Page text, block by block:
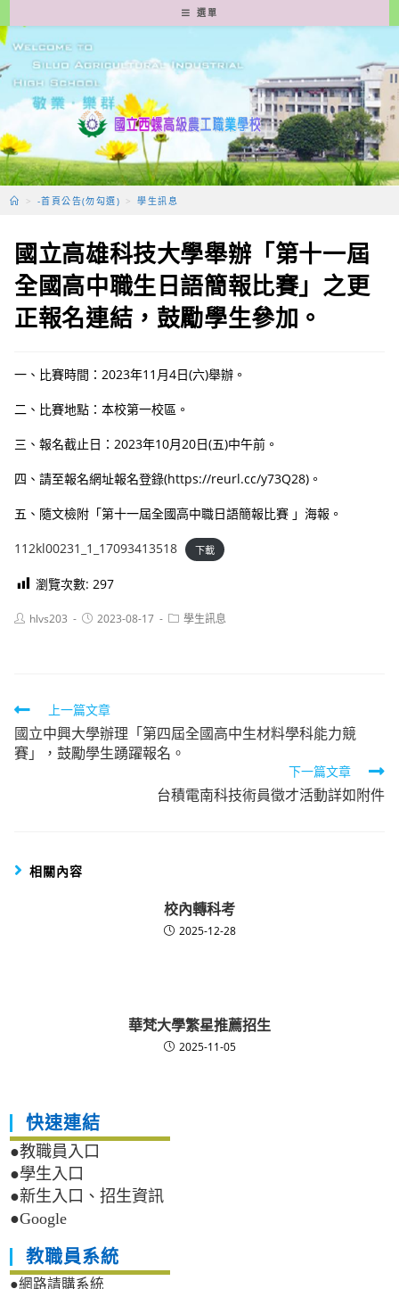
轉
至
要
容
選單
> -首頁公告(勿勾選) > 學生訊息
國立高雄科技大學舉辦「第十一屆
全國高中職生日語簡報比賽」之更
正報名連結，鼓勵學生參加。
一、比賽時間：2023年11月4日(六)舉辦。
二、比賽地點：本校第一校區。
三、報名截止日：2023年10月20日(五)中午前。
四、請至報名網址報名登錄(https://reurl.cc/y73Q28)。
五、隨文檢附「第十一屆全國高中職日語簡報比賽 」海報。
112kl00231_1_17093413518 下載
瀏覽次數: 297
Posthlvs203
Post2023-08-17
Post學生訊息
Read
more
articles
上一篇文章
國立中興大學辦理「第四屆全國高中生材料學科能力競
賽」，鼓勵學生踴躍報名。
下一篇文章
台積電南科技術員徵才活動詳如附件
相關內容
校內轉科考
2025-12-28
華梵大學繁星推薦招生
2025-11-05
快速連結
●教職員入口
●學生入口
●新生入口、招生資訊
●Google
教職員系統
●網路請購系統